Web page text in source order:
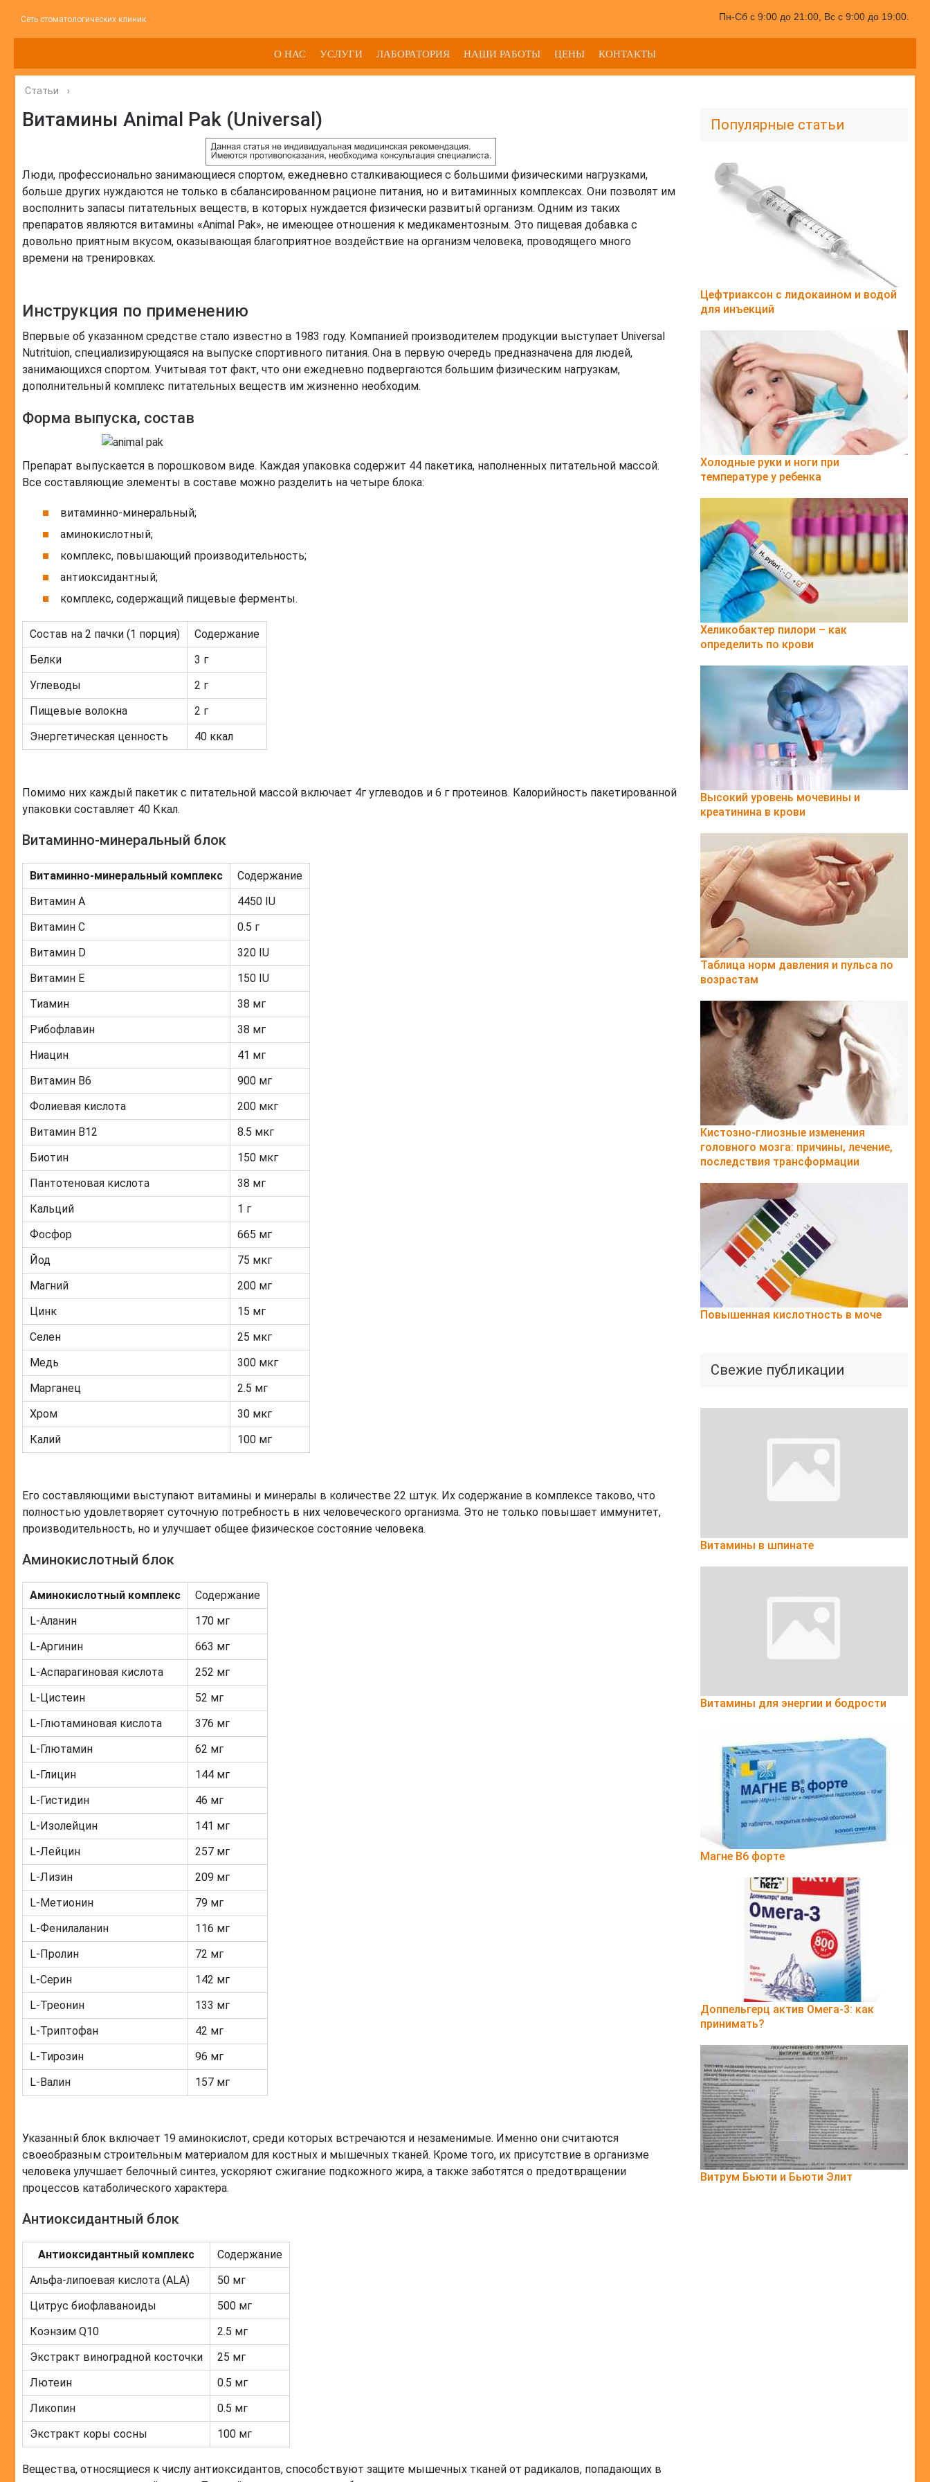
Сеть стоматологических клиник Пн-Сб с 9:00 до 21:00, Вс с 9:00 до 19:00.
О НАС УСЛУГИ ЛАБОРАТОРИЯ НАШИ РАБОТЫ ЦЕНЫ КОНТАКТЫ
Статьи ›
Витамины Animal Pak (Universal)
Люди, профессионально занимающиеся спортом, ежедневно сталкивающиеся с большими физическими нагрузками,
больше других нуждаются не только в сбалансированном рационе питания, но и витаминных комплексах. Они позволят им
восполнить запасы питательных веществ, в которых нуждается физически развитый организм. Одним из таких
препаратов являются витамины «Animal Pak», не имеющее отношения к медикаментозным. Это пищевая добавка с
довольно приятным вкусом, оказывающая благоприятное воздействие на организм человека, проводящего много
времени на тренировках.
Инструкция по применению
Впервые об указанном средстве стало известно в 1983 году. Компанией производителем продукции выступает Universal
Nutrituion, специализирующаяся на выпуске спортивного питания. Она в первую очередь предназначена для людей,
занимающихся спортом. Учитывая тот факт, что они ежедневно подвергаются большим физическим нагрузкам,
дополнительный комплекс питательных веществ им жизненно необходим.
Форма выпуска, состав
Препарат выпускается в порошковом виде. Каждая упаковка содержит 44 пакетика, наполненных питательной массой.
Все составляющие элементы в составе можно разделить на четыре блока:
витаминно-минеральный;
аминокислотный;
комплекс, повышающий производительность;
антиоксидантный;
комплекс, содержащий пищевые ферменты.
Состав на 2 пачки (1 порция)
Содержание
Белки
3 г
Углеводы
2 г
Пищевые волокна
2 г
Энергетическая ценность
40 ккал
Помимо них каждый пакетик с питательной массой включает 4г углеводов и 6 г протеинов. Калорийность пакетированной
упаковки составляет 40 Ккал.
Витаминно-минеральный блок
Витаминно-минеральный комплекс
Содержание
Витамин A
4450 IU
Витамин С
0.5 г
Витамин D
320 IU
Витамин Е
150 IU
Тиамин
38 мг
Рибофлавин
38 мг
Ниацин
41 мг
Витамин B6
900 мг
Фолиевая кислота
200 мкг
Витамин В12
8.5 мкг
Биотин
150 мкг
Пантотеновая кислота
38 мг
Кальций
1 г
Фосфор
665 мг
Йод
75 мкг
Магний
200 мг
Цинк
15 мг
Селен
25 мкг
Медь
300 мкг
Марганец
2.5 мг
Хром
30 мкг
Калий
100 мг
Его составляющими выступают витамины и минералы в количестве 22 штук. Их содержание в комплексе таково, что
полностью удовлетворяет суточную потребность в них человеческого организма. Это не только повышает иммунитет,
производительность, но и улучшает общее физическое состояние человека.
Аминокислотный блок
Аминокислотный комплекс
Содержание
L-Аланин
170 мг
L-Аргинин
663 мг
L-Аспарагиновая кислота
252 мг
L-Цистеин
52 мг
L-Глютаминовая кислота
376 мг
L-Глютамин
62 мг
L-Глицин
144 мг
L-Гистидин
46 мг
L-Изолейцин
141 мг
L-Лейцин
257 мг
L-Лизин
209 мг
L-Метионин
79 мг
L-Фенилаланин
116 мг
L-Пролин
72 мг
L-Серин
142 мг
L-Треонин
133 мг
L-Триптофан
42 мг
L-Тирозин
96 мг
L-Валин
157 мг
Указанный блок включает 19 аминокислот, среди которых встречаются и незаменимые. Именно они считаются
своеобразным строительным материалом для костных и мышечных тканей. Кроме того, их присутствие в организме
человека улучшает белочный синтез, ускоряют сжигание подкожного жира, а также заботятся о предотвращении
процессов катаболического характера.
Антиоксидантный блок
Антиоксидантный комплекс
Содержание
Альфа-липоевая кислота (ALA)
50 мг
Цитрус биофлаваноиды
500 мг
Коэнзим Q10
2.5 мг
Экстракт виноградной косточки
25 мг
Лютеин
0.5 мг
Ликопин
0.5 мг
Экстракт коры сосны
100 мг
Вещества, относящиеся к числу антиоксидантов, способствуют защите мышечных тканей от радикалов, попадающих в
Популярные статьи
Цефтриаксон с лидокаином и водой
для инъекций
Холодные руки и ноги при
температуре у ребенка
Хеликобактер пилори – как
определить по крови
Высокий уровень мочевины и
креатинина в крови
Таблица норм давления и пульса по
возрастам
Кистозно-глиозные изменения
головного мозга: причины, лечение,
последствия трансформации
Повышенная кислотность в моче
Свежие публикации
Витамины в шпинате
Витамины для энергии и бодрости
Магне B6 форте
Доппельгерц актив Омега-3: как
принимать?
Витрум Бьюти и Бьюти Элит